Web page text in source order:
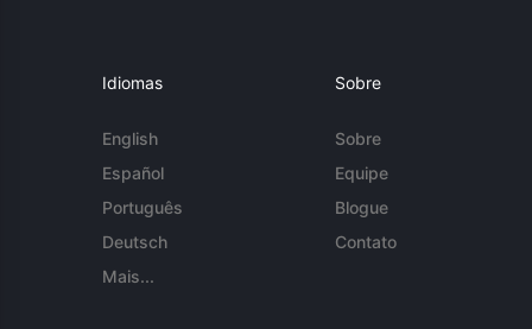
Idiomas
English
Español
Português
Deutsch
Mais...
Sobre
Sobre
Equipe
Blogue
Contato